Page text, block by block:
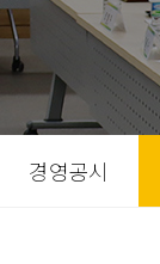
경영공시